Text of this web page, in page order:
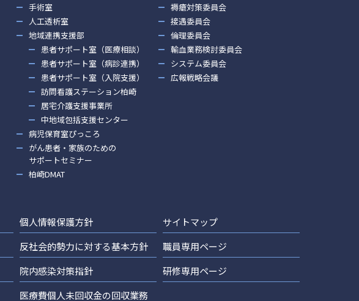
手術室
人工透析室
地域連携支援部
患者サポート室（医療相談）
患者サポート室（病診連携）
患者サポート室（入院支援）
訪問看護ステーション柏崎
居宅介護支援事業所
中地域包括支援センター
病児保育室ぴっころ
がん患者・家族のための
サポートセミナー
柏崎DMAT
褥瘡対策委員会
接遇委員会
倫理委員会
輸血業務検討委員会
システム委員会
広報戦略会議
個人情報保護方針
反社会的勢力に対する基本方針
院内感染対策指針
医療費個人未回収金の回収業務
サイトマップ
職員専用ページ
研修専用ページ